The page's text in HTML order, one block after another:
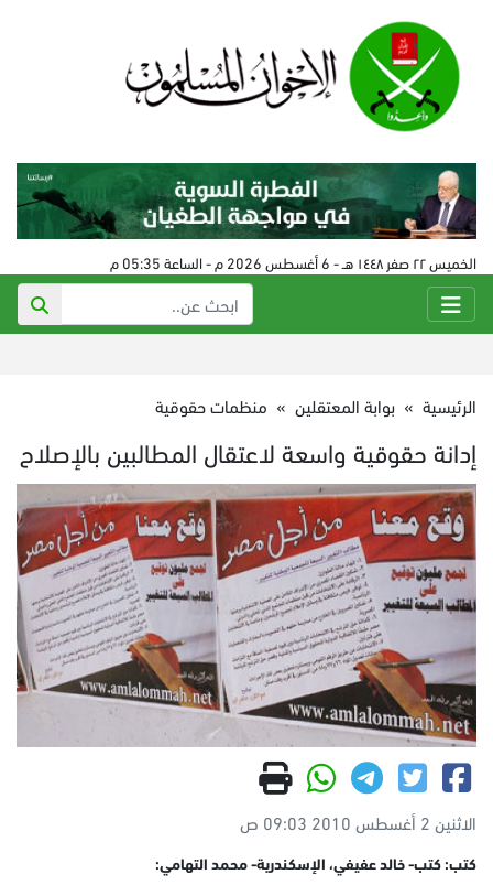
الخميس ٢٢ صفر ١٤٤٨ هـ - 6 أغسطس 2026 م - الساعة 05:35 م
الرئيسية » بوابة المعتقلين » منظمات حقوقية
إدانة حقوقية واسعة لاعتقال المطالبين بالإصلاح
الاثنين 2 أغسطس 2010 09:03 ص
كتب: كتب- خالد عفيفي، الإسكندرية- محمد التهامي: